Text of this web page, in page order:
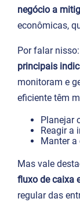
negócio a
econômicas,
Por falar nisso:
principais
monitoram e
eficiente têm
Planejar
Reagir a
Manter a
Mas vale
fluxo de caixa
regular das